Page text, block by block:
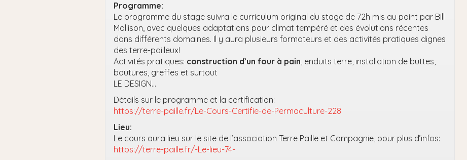
Programme:
Le programme du stage suivra le curriculum original du stage de 72h mis au point par Bill
Mollison, avec quelques adaptations pour climat tempéré et des évolutions récentes
dans différents domaines. Il y aura plusieurs formateurs et des activités pratiques dignes
des terre-pailleux!
Activités pratiques: construction d’un four à pain, enduits terre, installation de buttes,
boutures, greffes et surtout
LE DESIGN…
Détails sur le programme et la certification:
https://terre-paille.fr/Le-Cours-Certifie-de-Permaculture-228
Lieu:
Le cours aura lieu sur le site de l’association Terre Paille et Compagnie, pour plus d’infos:
https://terre-paille.fr/-Le-lieu-74-